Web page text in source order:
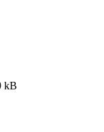
kB